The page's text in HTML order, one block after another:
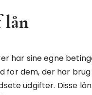
lån
har sine egne
for dem, der har
udgifter. Disse